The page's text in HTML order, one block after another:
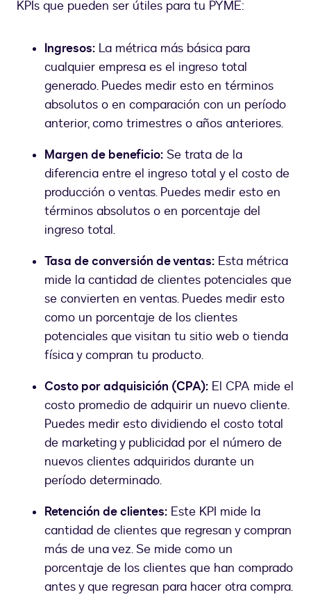
KPIs que pueden ser útiles para tu PYME:
Ingresos: La métrica más básica para
cualquier empresa es el ingreso total
generado. Puedes medir esto en términos
absolutos o en comparación con un período
anterior, como trimestres o años anteriores.
Margen de beneficio: Se trata de la
diferencia entre el ingreso total y el costo de
producción o ventas. Puedes medir esto en
términos absolutos o en porcentaje del
ingreso total.
Tasa de conversión de ventas: Esta métrica
mide la cantidad de clientes potenciales que
se convierten en ventas. Puedes medir esto
como un porcentaje de los clientes
potenciales que visitan tu sitio web o tienda
física y compran tu producto.
Costo por adquisición (CPA): El CPA mide el
costo promedio de adquirir un nuevo cliente.
Puedes medir esto dividiendo el costo total
de marketing y publicidad por el número de
nuevos clientes adquiridos durante un
período determinado.
Retención de clientes: Este KPI mide la
cantidad de clientes que regresan y compran
más de una vez. Se mide como un
porcentaje de los clientes que han comprado
antes y que regresan para hacer otra compra.